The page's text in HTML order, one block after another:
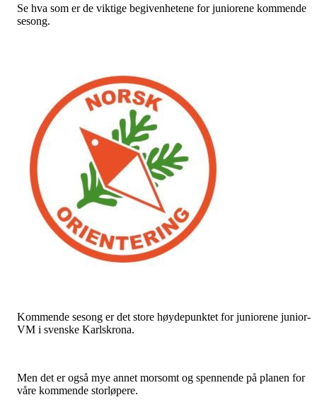
Se hva som er de viktige begivenhetene for juniorene kommende
sesong.
Kommende sesong er det store høydepunktet for juniorene junior-
VM i svenske Karlskrona.
Men det er også mye annet morsomt og spennende på planen for
våre kommende storløpere.